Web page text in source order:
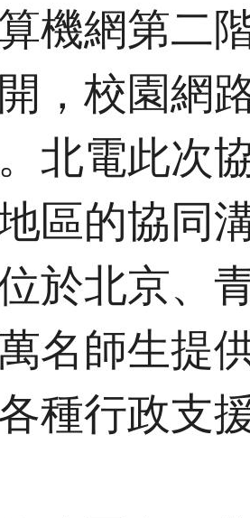
機網第二
，校園網
北電此次
區的協同
於北京、
名師生提
種行政支